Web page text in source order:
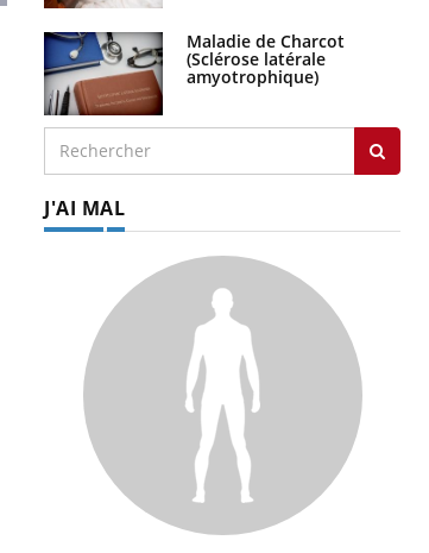
La sieste empêche-t-elle de dormir
la nuit ? Maladie de Charcot
(Sclérose latérale
amyotrophique)
J'AI MAL